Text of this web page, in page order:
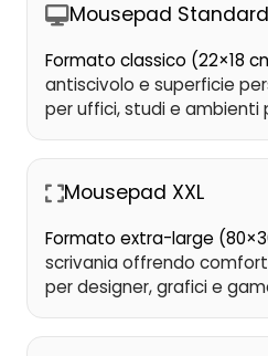
Mousepad Standard
Formato classico (22×18
antiscivolo e superficie
per uffici, studi e ambienti
Mousepad XXL
Formato extra-large
scrivania offrendo
per designer, grafici e